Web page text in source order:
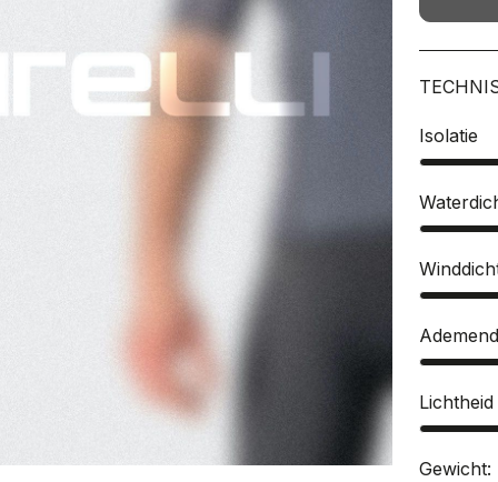
Isolatie
Lichtheid
Gewicht: